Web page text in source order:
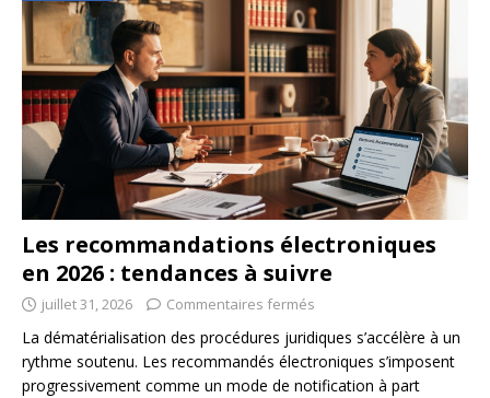
Les recommandations électroniques
en 2026 : tendances à suivre
juillet 31, 2026 Commentaires fermés
La dématérialisation des procédures juridiques s’accélère à un
rythme soutenu. Les recommandés électroniques s’imposent
progressivement comme un mode de notification à part